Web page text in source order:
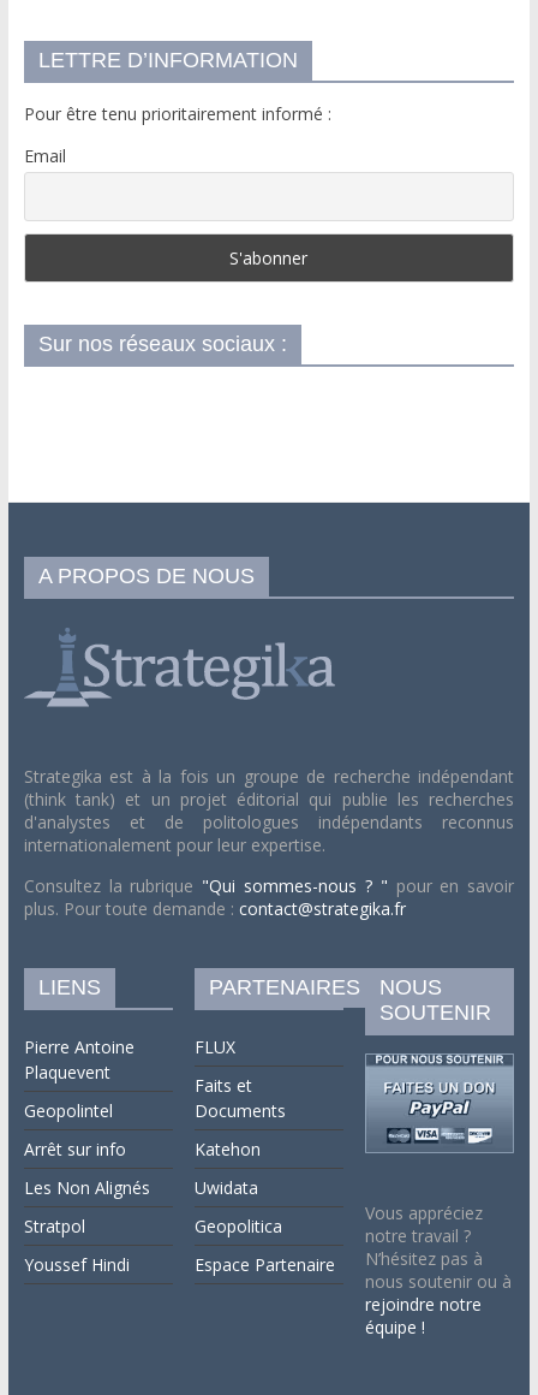
LETTRE D’INFORMATION
Pour être tenu prioritairement informé :
Email
Sur nos réseaux sociaux :
A PROPOS DE NOUS
Strategika est à la fois un groupe de recherche indépendant
(think tank) et un projet éditorial qui publie les recherches
d'analystes et de politologues indépendants reconnus
internationalement pour leur expertise.
Consultez la rubrique "Qui sommes-nous ? " pour en savoir
plus. Pour toute demande : contact@strategika.fr
LIENS
Pierre Antoine
Plaquevent
Geopolintel
Arrêt sur info
Les Non Alignés
Stratpol
Youssef Hindi
PARTENAIRES
FLUX
Faits et
Documents
Katehon
Uwidata
Geopolitica
Espace Partenaire
NOUS
SOUTENIR
Vous appréciez
notre travail ?
N’hésitez pas à
nous soutenir ou à
rejoindre notre
équipe !